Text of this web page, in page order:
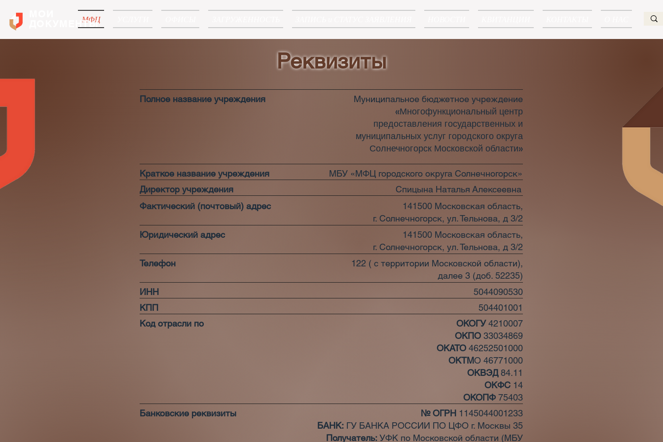
ДОКУМЕНТЫ
МФЦ
Реквизиты
Полное название учреждения Муниципальное бюджетное учреждение
«Многофункциональный центр
предоставления государственных и
муниципальных услуг городского округа
Солнечногорск Московской области»
Краткое название учреждения
МБУ «МФЦ городского округа Солнечногорск»
Директор учреждения
Спицына Наталья Алексеевна
Фактический (почтовый) адрес
141500 Московская область,
г. Солнечногорск, ул. Тельнова, д 3/2
Юридический адрес
141500 Московская область,
г. Солнечногорск, ул. Тельнова, д 3/2
Телефон
122 ( с территории Московской области),
далее 3 (доб. 52235)
ИНН
5044090530
КПП
504401001
Код отрасли по
ОКОГУ4210007
ОКПО 33034869
ОКАТО 46252501000
ОКТМО 46771000
ОКВЭД84.11
ОКФС 14
ОКОПФ 75403
Банковские реквизиты
№ ОГРН 1145044001233
БАНК: ГУ БАНКА РОССИИ ПО ЦФО г. Москвы 35
Получатель:УФК по Московской области (МБУ